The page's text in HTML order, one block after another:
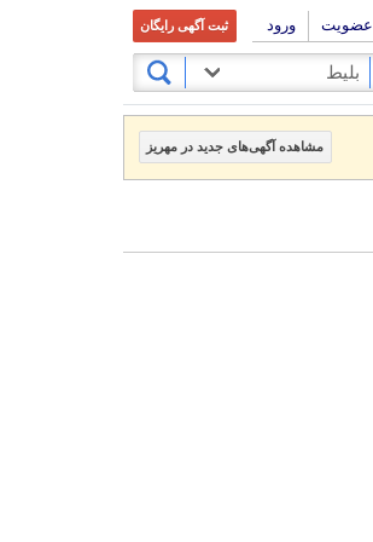
عضویت ورود ثبت آگهی رایگان
بلیط
مشاهده آگهی‌های جدید در مهریز